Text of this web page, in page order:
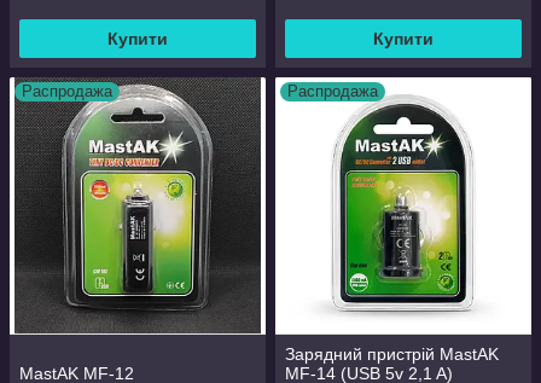
Купити Купити
Распродажа
MastAK MF-12
Распродажа
Зарядний пристрій MastAK
MF-14 (USB 5v 2,1 A)